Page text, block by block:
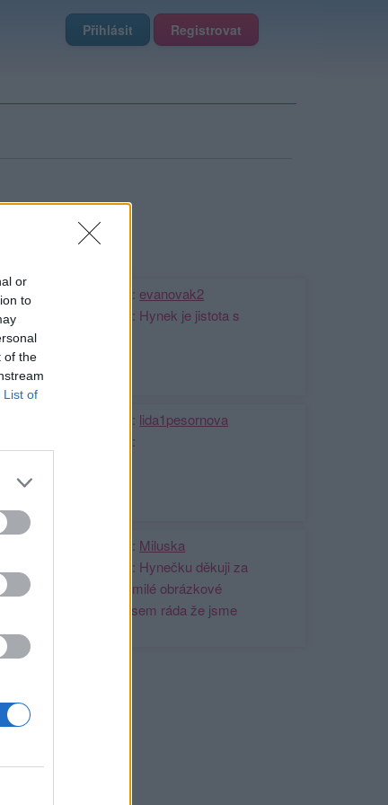
or
to
of the
List of
Přihlásit Registrovat
Kamarádka: evanovak2
Říká o mně: Hynek je jistota s
Kamarádka: lida1pesornova
Říká o mně:
Kamarádka: Miluska
Říká o mně: Hynečku děkuji za
přátelství a milé obrázkové
pozdravy,,,jsem ráda že jsme